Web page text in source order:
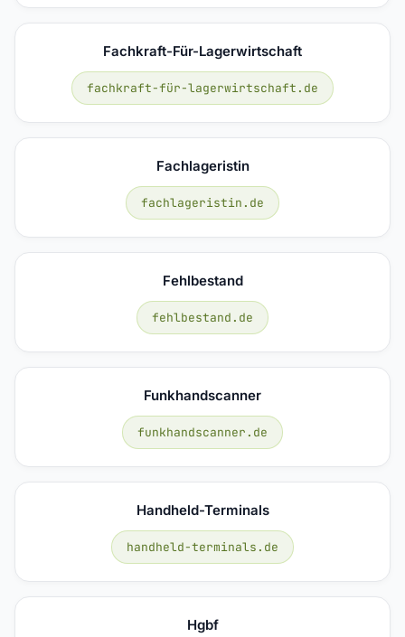
Fachkraft-Für-Lagerwirtschaft
fachkraft-für-lagerwirtschaft.de
Fachlageristin
fachlageristin.de
Fehlbestand
fehlbestand.de
Funkhandscanner
funkhandscanner.de
Handheld-Terminals
handheld-terminals.de
Hgbf